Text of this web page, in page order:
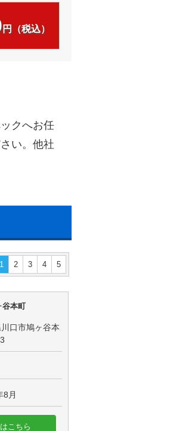
円（税込）
クへお任
い。他社
1 2 3 4 5
谷本町
口市鳩ヶ谷本
8月
こちら